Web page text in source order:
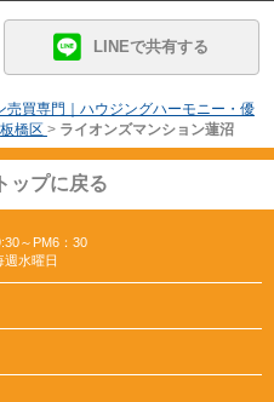
LINEで共有する
買専門｜ハウジングハーモニー・優
板橋区 > ライオンズマンション蓮沼
ップに戻る
～PM6：30
週水曜日